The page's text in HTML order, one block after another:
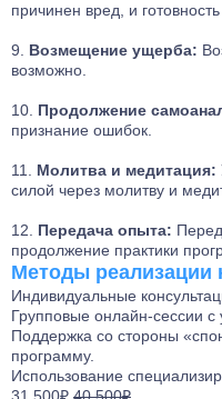
причинен вред, и
Возмещение ущерба:
возможно.
Продолжение
признание ошибок.
Молитва и медитация:
силой через молитву и
Передача опыта:
продолжение практики
Методы реализации
Индивидуальные
Групповые онлайн-сессии с
Поддержка со стороны
программу.
Использование